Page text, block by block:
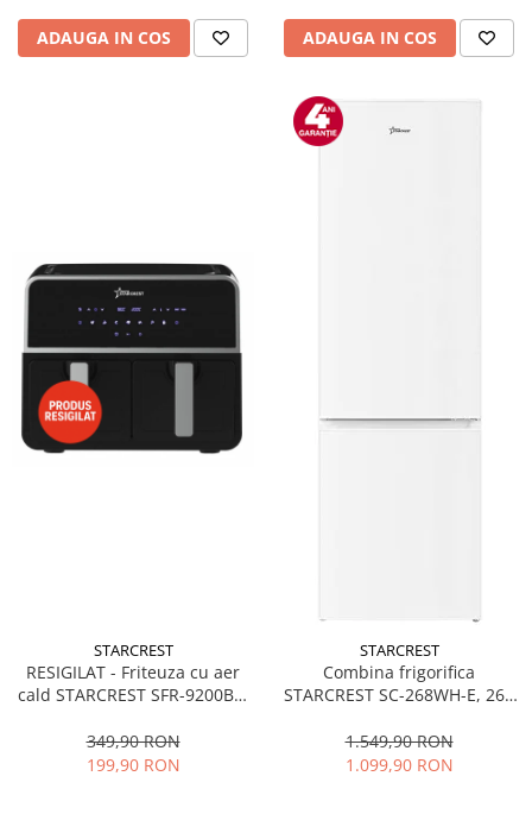
ADAUGA IN COS ADAUGA IN COS
STARCREST
RESIGILAT - Friteuza cu aer
cald STARCREST SFR-9200BK,
Termostat 80 - 200 °C, 8
programe predefinite, Negru
349,90 RON
199,90 RON
STARCREST
Combina frigorifica
STARCREST SC-268WH-E, 268
Termostat reglabil, Iluminare
LED, Picioare ajustabile, Usi
1.549,90 RON
1.099,90 RON